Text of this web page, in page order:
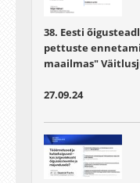
38. Eesti
pettuste
maailmas"
27.09.24